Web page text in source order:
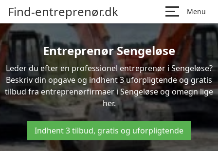
Find-entreprenør.dk Menu
Entreprenør Sengeløse
Leder du efter en professionel entreprenør i Sengeløse?
Beskriv din opgave og indhent 3 uforpligtende og gratis
tilbud fra entreprenørfirmaer i Sengeløse og omegn lige
her.
Indhent 3 tilbud, gratis og uforpligtende